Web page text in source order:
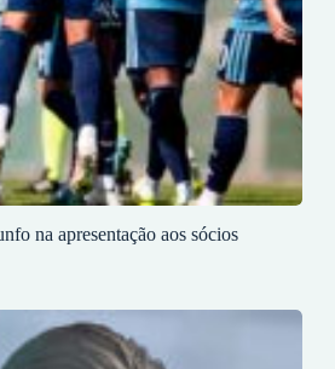
na apresentação aos sócios